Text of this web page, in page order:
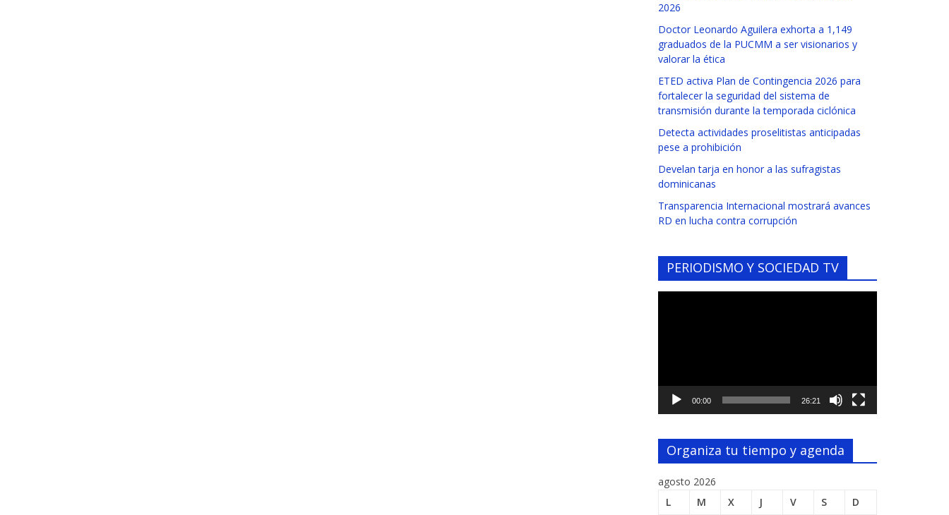
2026
Doctor Leonardo Aguilera exhorta a 1,149
graduados de la PUCMM a ser visionarios y
valorar la ética
ETED activa Plan de Contingencia 2026 para
fortalecer la seguridad del sistema de
transmisión durante la temporada ciclónica
Detecta actividades proselitistas anticipadas
pese a prohibición
Develan tarja en honor a las sufragistas
dominicanas
Transparencia Internacional mostrará avances
RD en lucha contra corrupción
PERIODISMO Y SOCIEDAD TV
00:00 26:21
Organiza tu tiempo y agenda
agosto 2026
L
M X J V S D